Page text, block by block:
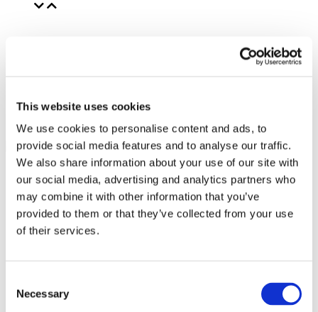
This website uses cookies
We use cookies to personalise content and ads, to
provide social media features and to analyse our traffic.
We also share information about your use of our site with
our social media, advertising and analytics partners who
may combine it with other information that you’ve
provided to them or that they’ve collected from your use
of their services.
Selection
Necessary